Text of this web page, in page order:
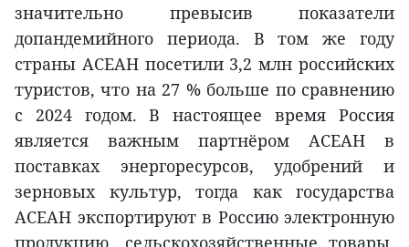
значительно превысив показатели
допандемийного периода. В том же году
страны АСЕАН посетили 3,2 млн российских
туристов, что на 27 % больше по сравнению
с 2024 годом. В настоящее время Россия
является важным партнёром АСЕАН в
поставках энергоресурсов, удобрений и
зерновых культур, тогда как государства
АСЕАН экспортируют в Россию электронную
продукцию, сельскохозяйственные товары,